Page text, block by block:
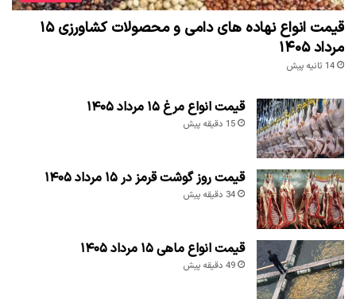
قیمت انواع نهاده های دامی و محصولات کشاورزی ۱۵
مرداد ۱۴۰۵
14 ثانیه پیش
قیمت انواع مرغ ۱۵ مرداد ۱۴۰۵
15 دقیقه پیش
قیمت روز گوشت قرمز در ۱۵ مرداد ۱۴۰۵
34 دقیقه پیش
قیمت انواع ماهی ۱۵ مرداد ۱۴۰۵
49 دقیقه پیش